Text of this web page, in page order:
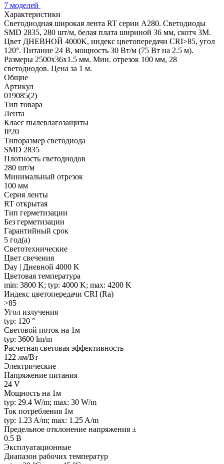
7 моделей
Характеристики
Светодиодная широкая лента RT серии A280. Светодиоды
SMD 2835, 280 шт/м, белая плата шириной 36 мм, скотч 3M.
Цвет ДНЕВНОЙ 4000K, индекс цветопередачи CRI>85, угол
120°. Питание 24 В, мощность 30 Вт/м (75 Вт на 2.5 м).
Размеры 2500x36x1.5 мм. Мин. отрезок 100 мм, 28
светодиодов. Цена за 1 м.
Общие
Артикул
019085(2)
Тип товара
Лента
Класс пылевлагозащиты
IP20
Типоразмер светодиода
SMD 2835
Плотность светодиодов
280 шт/м
Минимальный отрезок
100 мм
Серия ленты
RT открытая
Тип герметизации
Без герметизации
Гарантийный срок
5 год(а)
Светотехнические
Цвет свечения
Day | Дневной 4000 K
Цветовая температура
min: 3800 K; typ: 4000 K; max: 4200 K
Индекс цветопередачи CRI (Ra)
>85
Угол излучения
typ: 120 °
Световой поток на 1м
typ: 3600 lm/m
Расчетная световая эффективность
122 лм/Вт
Электрические
Напряжение питания
24 V
Мощность на 1м
typ: 29.4 W/m; max: 30 W/m
Ток потребления 1м
typ: 1.23 A/m; max: 1.25 A/m
Предельное отклонение напряжения ±
0.5 В
Эксплуатационные
Диапазон рабочих температур